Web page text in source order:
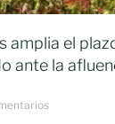
amplia el
ante la